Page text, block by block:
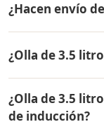
todo el Perú.
el precio actual,
de pago en
¿Hacen envío
a Chumbivilcas,
contra entrega.
¿Olla de 3.5
vida contra
productos Rena
¿Olla de 3.5
de inducción?